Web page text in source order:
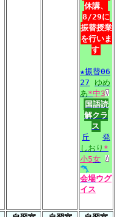
休講、
8/29に
振替授業
を行いま
す
★振替06
27
ゆめ
あ*中3
国語読
解クラ
ス
丘
発
しおり *
小5女
会場ウグ
イス